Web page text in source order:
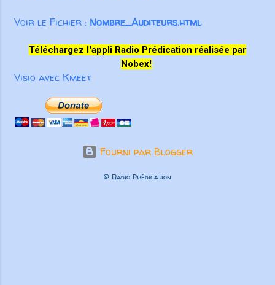
Voir le Fichier : Nombre_Auditeurs.html
Téléchargez l'appli Radio Prédication réalisée par
Nobex!
Visio avec Kmeet
Fourni par Blogger
© Radio Prédication